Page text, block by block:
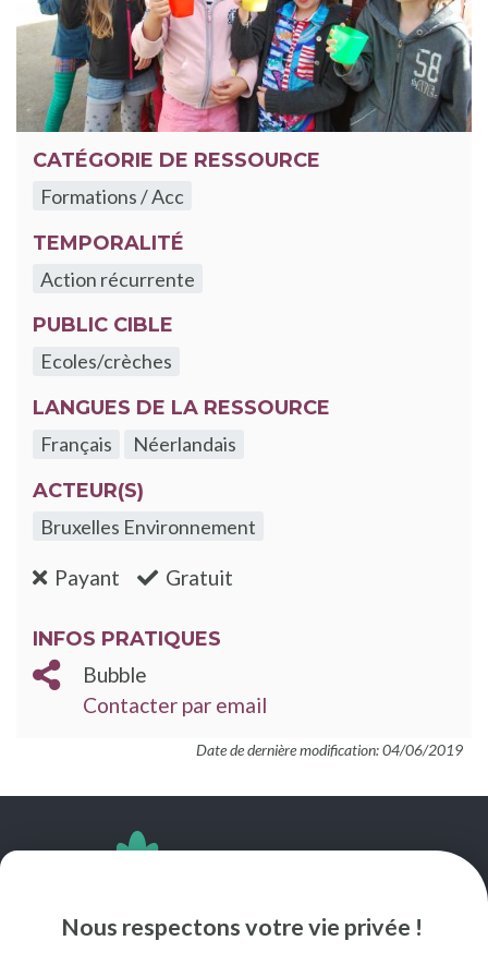
Nous respectons votre vie privée !
CATÉGORIE DE RESSOURCE
Formations / Acc
TEMPORALITÉ
Action récurrente
PUBLIC CIBLE
Ecoles/crèches
LANGUES DE LA RESSOURCE
Français
Néerlandais
ACTEUR(S)
Bruxelles Environnement
Payant :non Gratuit
INFOS PRATIQUES
Bubble
Contacter par email
Date de dernière modification: 04/06/2019